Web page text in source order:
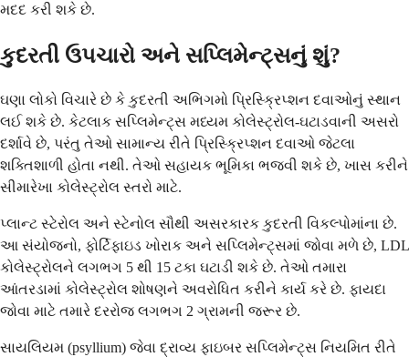
મદદ કરી શકે છે.
કુદરતી ઉપચારો અને સપ્લિમેન્ટ્સનું શું?
ઘણા લોકો વિચારે છે કે કુદરતી અભિગમો પ્રિસ્ક્રિપ્શન દવાઓનું સ્થાન
લઈ શકે છે. કેટલાક સપ્લિમેન્ટ્સ મધ્યમ કોલેસ્ટ્રોલ-ઘટાડવાની અસરો
દર્શાવે છે, પરંતુ તેઓ સામાન્ય રીતે પ્રિસ્ક્રિપ્શન દવાઓ જેટલા
શક્તિશાળી હોતા નથી. તેઓ સહાયક ભૂમિકા ભજવી શકે છે, ખાસ કરીને
સીમારેખા કોલેસ્ટ્રોલ સ્તરો માટે.
પ્લાન્ટ સ્ટેરોલ અને સ્ટેનોલ સૌથી અસરકારક કુદરતી વિકલ્પોમાંના છે.
આ સંયોજનો, ફોર્ટિફાઇડ ખોરાક અને સપ્લિમેન્ટ્સમાં જોવા મળે છે, LDL
કોલેસ્ટ્રોલને લગભગ 5 થી 15 ટકા ઘટાડી શકે છે. તેઓ તમારા
આંતરડામાં કોલેસ્ટ્રોલ શોષણને અવરોધિત કરીને કાર્ય કરે છે. ફાયદા
જોવા માટે તમારે દરરોજ લગભગ 2 ગ્રામની જરૂર છે.
સાયલિયમ (psyllium) જેવા દ્રાવ્ય ફાઇબર સપ્લિમેન્ટ્સ નિયમિત રીતે